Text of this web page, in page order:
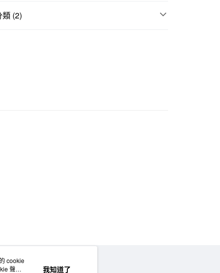
，滿NT$2,000(含以上)免運費
(2)
cookie
聲明 我知道了